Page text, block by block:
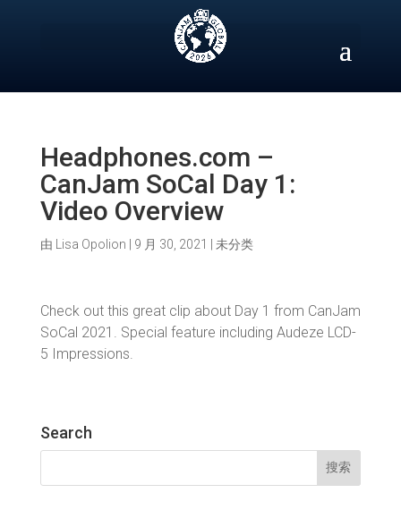
Headphones.com –
CanJam SoCal Day 1:
Video Overview
由 Lisa Opolion 9 月 30, 2021 未分类
Check out this great clip about Day 1 from CanJam
SoCal 2021. Special feature including Audeze LCD-
5 Impressions.
Search
搜